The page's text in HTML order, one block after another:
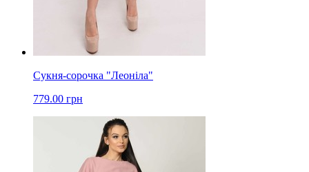
Сукня-сорочка "Леоніла"
779.00 грн